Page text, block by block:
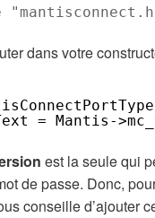
dans votre
= Mantis-
est la seule qui
de passe. Donc,
conseille d’ajouter